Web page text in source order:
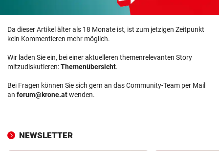
Da dieser Artikel älter als 18 Monate ist, ist zum jetzigen Zeitpunkt
kein Kommentieren mehr möglich.
Wir laden Sie ein, bei einer aktuelleren themenrelevanten Story
mitzudiskutieren:Themenübersicht.
Bei Fragen können Sie sich gern an das Community-Team per Mail
an forum@krone.atwenden.
NEWSLETTER